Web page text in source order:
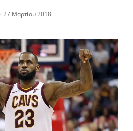
27 Μαρτίου 2018